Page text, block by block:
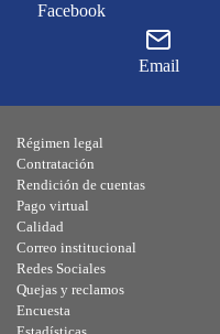
Facebook
Email
Régimen legal
Contratación
Rendición de cuentas
Pago virtual
Calidad
Correo institucional
Redes Sociales
Quejas y reclamos
Encuesta